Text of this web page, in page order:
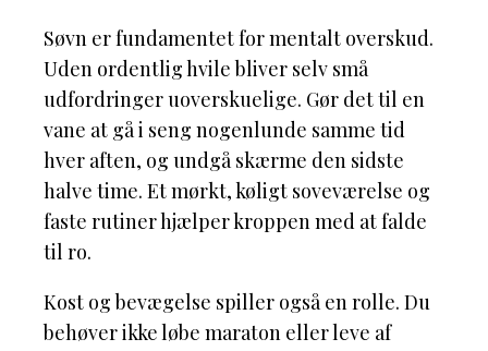
Søvn er fundamentet for mentalt overskud.
Uden ordentlig hvile bliver selv små
udfordringer uoverskuelige. Gør det til en
vane at gå i seng nogenlunde samme tid
hver aften, og undgå skærme den sidste
halve time. Et mørkt, køligt soveværelse og
faste rutiner hjælper kroppen med at falde
til ro.
Kost og bevægelse spiller også en rolle. Du
behøver ikke løbe maraton eller leve af